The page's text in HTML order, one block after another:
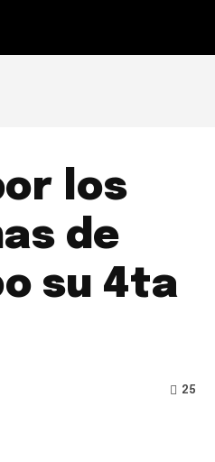
los
de
su 4ta
25